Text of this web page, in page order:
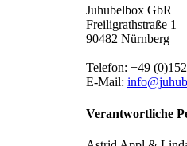
Juhubelbox GbR
Freiligrathstraße 1
90482 Nürnberg
Telefon: +49
E-Mail:
Verantwortliche